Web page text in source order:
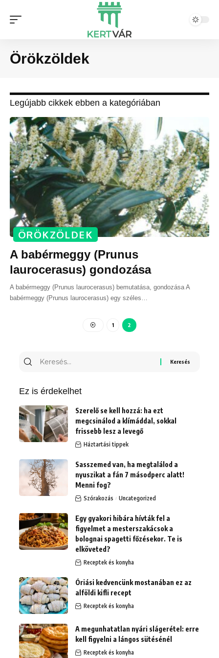
Örökzöldek
Legújabb cikkek ebben a kategóriában
ÖRÖKZÖLDEK
A babérmeggy (Prunus
laurocerasus) gondozása
A babérmeggy (Prunus laurocerasus) bemutatása, gondozása A
babérmeggy (Prunus laurocerasus) egy széles
1 2
Ez is érdekelhet
Szerelő se kell hozzá: ha ezt
megcsinálod a klímáddal, sokkal
frissebb lesz a levegő
Háztartási tippek
Sasszemed van, ha megtalálod a
nyuszikat a fán 7 másodperc alatt!
Menni fog?
Szórakozás Uncategorized
Egy gyakori hibára hívták fel a
figyelmet a mesterszakácsok a
bolognai spagetti főzésekor. Te is
elköveted?
Receptek és konyha
Óriási kedvencünk mostanában ez az
alföldi kifli recept
Receptek és konyha
A megunhatatlan nyári slágerétel: erre
kell figyelni a lángos sütésénél
Receptek és konyha